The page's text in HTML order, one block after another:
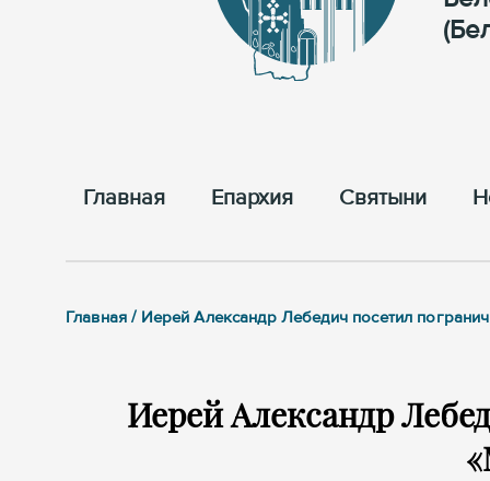
Главная Епархия Cвятыни
Главная / Иерей Александр Лебедич посетил
Иерей Александр